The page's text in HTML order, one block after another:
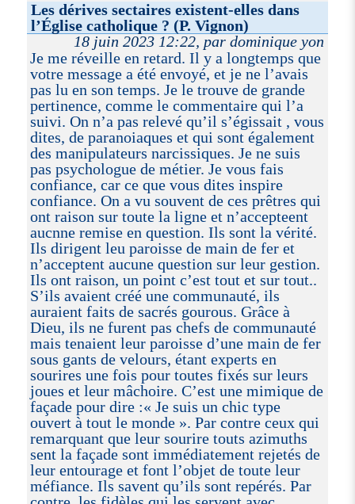
Les dérives sectaires existent-elles dans
l’Église catholique ? (P. Vignon)
18 juin 2023 12:22, par dominique yon
Je me réveille en retard. Il y a longtemps que
votre message a été envoyé, et je ne l’avais
pas lu en son temps. Je le trouve de grande
pertinence, comme le commentaire qui l’a
suivi. On n’a pas relevé qu’il s’égissait , vous
dites, de paranoiaques et qui sont également
des manipulateurs narcissiques. Je ne suis
pas psychologue de métier. Je vous fais
confiance, car ce que vous dites inspire
confiance. On a vu souvent de ces prêtres qui
ont raison sur toute la ligne et n’accepteent
aucnne remise en question. Ils sont la vérité.
Ils dirigent leu paroisse de main de fer et
n’acceptent aucune question sur leur gestion.
Ils ont raison, un point c’est tout et sur tout..
S’ils avaient créé une communauté, ils
auraient faits de sacrés gourous. Grâce à
Dieu, ils ne furent pas chefs de communauté
mais tenaient leur paroisse d’une main de fer
sous gants de velours, étant experts en
sourires une fois pour toutes fixés sur leurs
joues et leur mâchoire. C’est une mimique de
façade pour dire :« Je suis un chic type
ouvert à tout le monde ». Par contre ceux qui
remarquant que leur sourire touts azimuths
sent la façade sont immédiatement rejetés de
leur entourage et font l’objet de toute leur
méfiance. Ils savent qu’ils sont repérés. Par